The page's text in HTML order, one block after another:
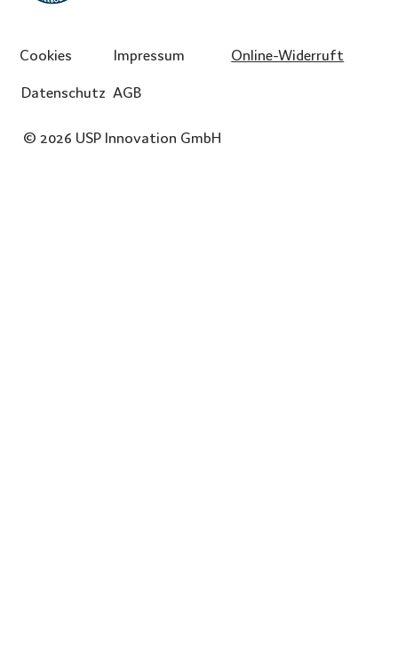
Cookies
Datenschutz
Impressum
AGB
Online-Widerruft
© 2026 USP Innovation GmbH